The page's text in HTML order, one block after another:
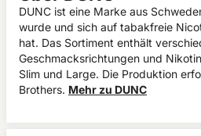
DUNC ist eine Marke aus
wurde und sich auf tabakfreie
hat. Das Sortiment enthält
Geschmacksrichtungen und
Slim und Large. Die Produktion
Brothers. Mehr zu DUNC